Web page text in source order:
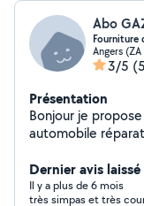
Abo
Fourniture
Angers
3/5
Présentation
Bonjour je
automobile
gens dans
Dernier avis
Il y a plus de 6 mois